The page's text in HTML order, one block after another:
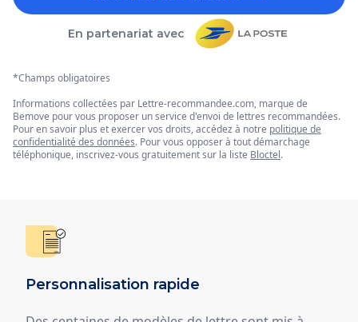
En partenariat avec
*Champs obligatoires
Informations collectées par Lettre-recommandee.com, marque de
Bemove pour vous proposer un service d'envoi de lettres recommandées.
Pour en savoir plus et exercer vos droits, accédez à notre politique de
confidentialité des données. Pour vous opposer à tout démarchage
téléphonique, inscrivez-vous gratuitement sur la liste Bloctel.
Personnalisation rapide